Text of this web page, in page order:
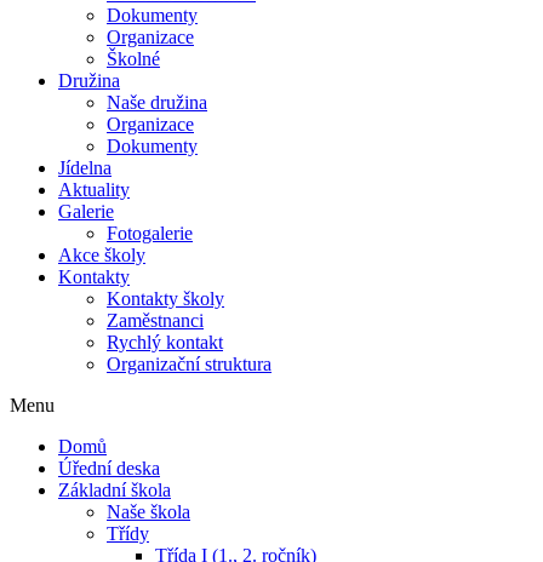
Dokumenty
Organizace
Školné
Družina
Naše družina
Organizace
Dokumenty
Jídelna
Aktuality
Galerie
Fotogalerie
Akce školy
Kontakty
Kontakty školy
Zaměstnanci
Rychlý kontakt
Organizační struktura
Menu
Domů
Úřední deska
Základní škola
Naše škola
Třídy
Třída I (1., 2. ročník)